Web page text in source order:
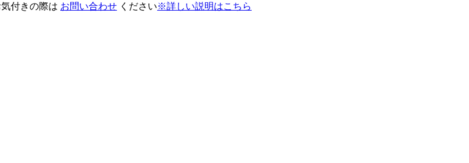
付きの際は お問い合わせ ください※詳しい説明はこちら